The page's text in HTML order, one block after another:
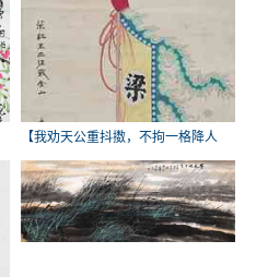
【我劝天公重抖擞，不拘一格降人
才】